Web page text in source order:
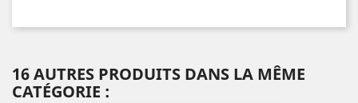
16 AUTRES PRODUITS DANS LA MÊME
CATÉGORIE :